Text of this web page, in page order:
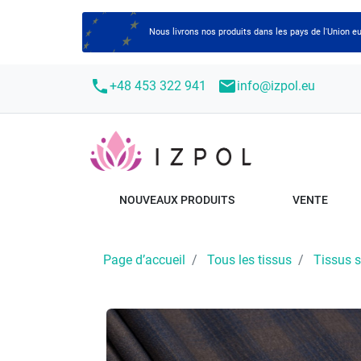
Nous livrons nos produits dans les pays de l'Union
call+48 453 322 941 mailinfo@izpol.eu
NOUVEAUX PRODUITS VENTE
Page d’accueil Tous les tissus Tissus